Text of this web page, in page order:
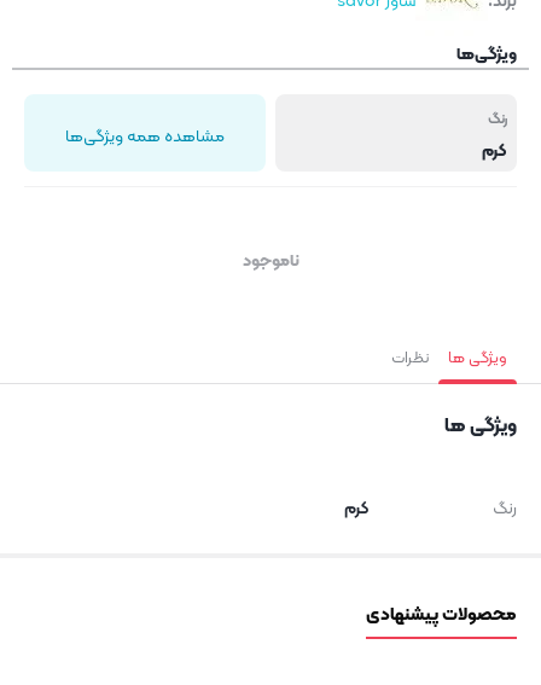
ویژگی‌ها
رنگ
کرم مشاهده همه ویژگی‌ها
ناموجود
ویژگی ها نظرات
ویژگی ها
رنگ کرم
محصولات پیشنهادی